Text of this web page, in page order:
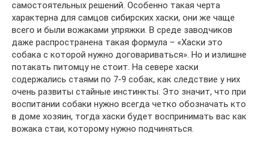
самостоятельных решений. Особенно такая черта
характерна для самцов сибирских хаски, они же чаще
всего и были вожаками упряжки. В среде заводчиков
даже распространена такая формула – «Хаски это
собака с которой нужно договариваться». Но и излишне
потакать питомцу не стоит. На севере хаски
содержались стаями по 7-9 собак, как следствие у них
очень развиты стайные инстинкты. Это значит, что при
воспитании собаки нужно всегда четко обозначать кто
в доме хозяин, тогда хаски будет воспринимать вас как
вожака стаи, которому нужно подчиняться.